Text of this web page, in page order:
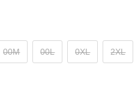
00M 00L 0XL 2XL